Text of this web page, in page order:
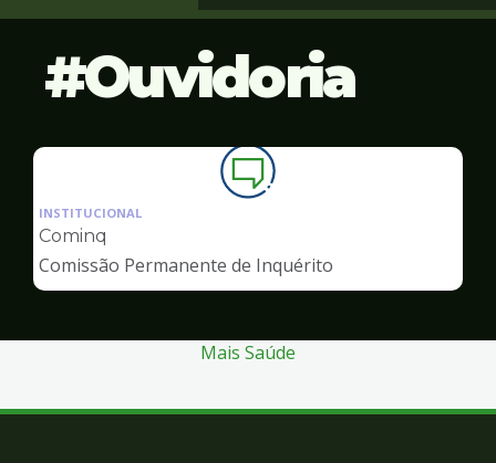
Ouvidoria
Ilustração
da
de
Ouvidoria
INSTITUCIONAL
Cominq
Comissão Permanente de Inquérito
Mais Saúde